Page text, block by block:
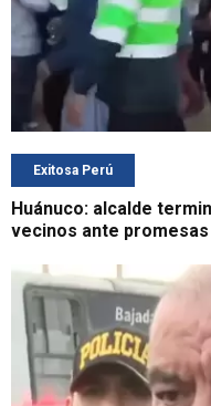
Exitosa Perú
Huánuco: alcalde
vecinos ante